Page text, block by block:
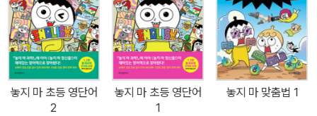
늘어 가고 있다. 초등학교 교과 과정을 기반으로 한 다양한 과학적 질
문들을 기발하고 재미있게 풀어내어 자연스럽게 과학에 재미를 붙이
고 그 원리를 이해하게 만들어주는 책이다. ‘과학’에 이어 어린이들이
쉽고 재미있게 ‘영어’를 익힐 수 있도록 기획된 ‘놓지 마 초등 영어’ 시
리즈의 첫 편인 『놓지 마 초등 영단어』는 국내에서 처음으로 시도된
4컷 만화 형식의 영단어 책으로, 기존의 영단어 책들과는 확연히 차
놓지 마 초등 영단어
2
놓지 마 초등 영단어
1
놓지 마 맞춤법 1